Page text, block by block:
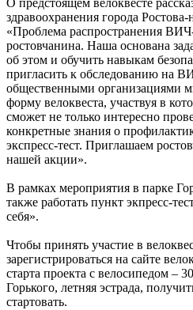
О предстоящем велоквесте
здравоохранения города
«Проблема распространения
ростовчанина. Наша основана
об этом и обучить навыкам
пригласить к обследованию на
общественными организациями
форму велоквеста, участвуя в
сможет не только интересно
конкретные знания о
экспресс-тест. Приглашаем
нашей акции».
В рамках мероприятия в парке
также работать пункт экпресс-
себя».
Чтобы принять участие в
зарегистрироваться на сайте
старта проекта с велосипедом –
Горького, летняя эстрада,
стартовать.